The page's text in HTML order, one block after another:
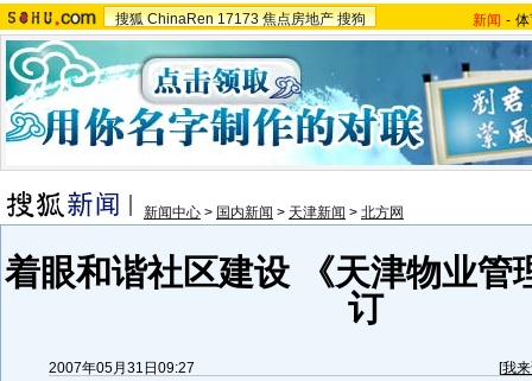
搜狐 ChinaRen 17173 焦点房地产 搜狗 新闻 -
新闻中心 > 国内新闻 > 天津新闻 > 北方网
着眼和谐社区建设 《天津物业管
订
2007年05月31日09:27 [我